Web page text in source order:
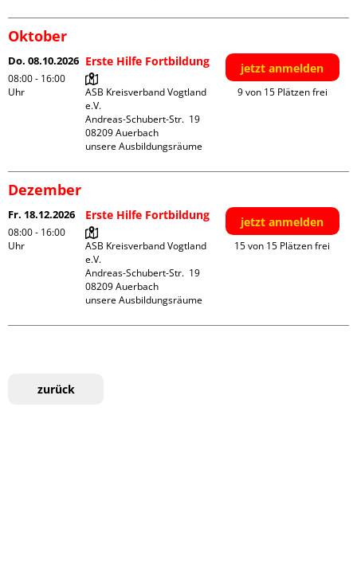
Oktober
Do. 08.10.2026
08:00 - 16:00
Uhr
Erste Hilfe Fortbildung
ASB Kreisverband Vogtland
e.V.
Andreas-Schubert-Str.  19
08209 Auerbach
unsere Ausbildungsräume
jetzt anmelden
9 von 15 Plätzen frei
Dezember
Fr. 18.12.2026
08:00 - 16:00
Uhr
Erste Hilfe Fortbildung
ASB Kreisverband Vogtland
e.V.
Andreas-Schubert-Str.  19
08209 Auerbach
unsere Ausbildungsräume
jetzt anmelden
15 von 15 Plätzen frei
zurück